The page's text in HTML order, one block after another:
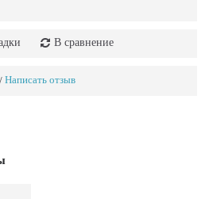
В сравнение
/ Написать отзыв